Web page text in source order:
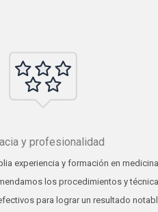
y profesionalidad
experiencia y formación en medicina
los procedimientos y
para lograr un resultado